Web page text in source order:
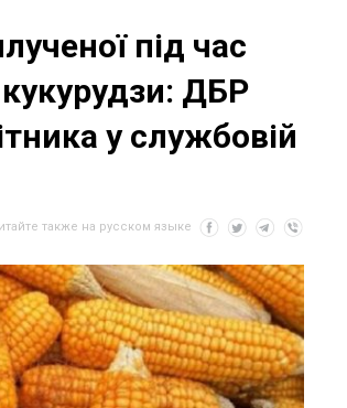
під час
ДБР
у службовій
также на русском языке